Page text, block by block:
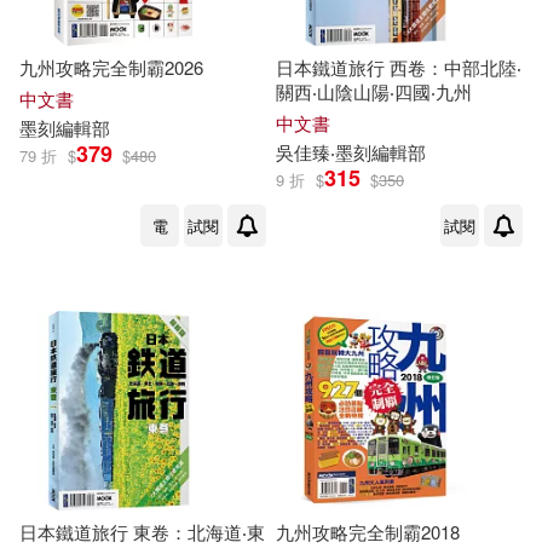
九州攻略完全制霸2026
中文書
墨刻編輯部
79 折 $379 $480
電 試閱
日本鐵道旅行 西卷：中部北陸‧
關西‧山陰山陽‧四國‧九州
中文書
吳佳臻‧墨刻編輯部
9 折 $315 $350
試閱
日本鐵道旅行 東卷：北海道‧東 九州攻略完全制霸2018